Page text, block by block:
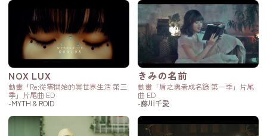
NOX LUX
動畫「Re:從零開始的異世界生活 第三
季」片尾曲 ED
-MYTH & ROID
きみの名前
動畫「盾之勇者成名錄 第一季」片尾
曲 ED
-藤川千愛